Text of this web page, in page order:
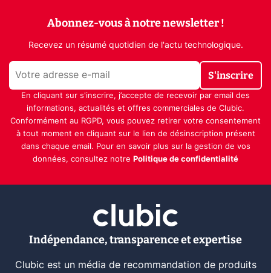
Abonnez-vous à notre newsletter !
Recevez un résumé quotidien de l'actu technologique.
S'inscrire
En cliquant sur s'inscrire, j’accepte de recevoir par email des
informations, actualités et offres commerciales de Clubic.
Conformément au RGPD, vous pouvez retirer votre consentement
à tout moment en cliquant sur le lien de désinscription présent
dans chaque email. Pour en savoir plus sur la gestion de vos
données, consultez notre Politique de confidentialité
Indépendance, transparence et expertise
Clubic est un média de recommandation de produits